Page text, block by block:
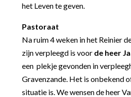
het Leven te geven.
Pastoraat
Na ruim 4 weken in het Reinier
zijn verpleegd is voor de heer
een plekje gevonden in
Gravenzande. Het is onbekend
situatie is. We wensen de heer